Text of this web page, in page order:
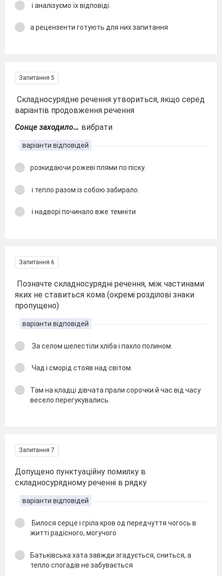
і аналізуємо їх відповіді.
а рецензенти готують для них запитання
Запитання 5
Складносурядне речення утвориться, якщо серед
варіантів продовження речення
Сонце заходило… вибрати
варіанти відповідей
розкидаючи рожеві плями по піску.
і тепло разом із собою забирало.
і надворі починало вже темніти
Запитання 6
Позначте складносурядні речення, між частинами
яких не ставиться кома (окремі розділові знаки
пропущено)
варіанти відповідей
За селом шелестіли хліба і пахло полином.
Чад і сморід стояв над світом.
Там на кладці дівчата прали сорочки й час від часу
весело перегукувались.
Запитання 7
Допущено пунктуаційну помилку в
складносурядному реченні в рядку
варіанти відповідей
Билося серце і гріла кров од передчуття чогось в
житті радісного, могучого
Батьківська хата завжди згадується, сниться, а
тепло спогадів не забувається